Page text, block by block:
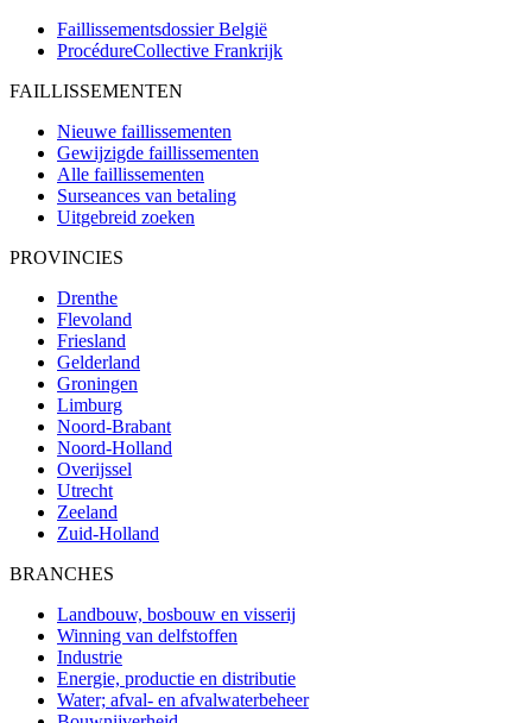
Faillissementsdossier België
ProcédureCollective Frankrijk
FAILLISSEMENTEN
Nieuwe faillissementen
Gewijzigde faillissementen
Alle faillissementen
Surseances van betaling
Uitgebreid zoeken
PROVINCIES
Drenthe
Flevoland
Friesland
Gelderland
Groningen
Limburg
Noord-Brabant
Noord-Holland
Overijssel
Utrecht
Zeeland
Zuid-Holland
BRANCHES
Landbouw, bosbouw en visserij
Winning van delfstoffen
Industrie
Energie, productie en distributie
Water; afval- en afvalwaterbeheer